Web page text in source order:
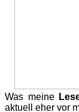
Was meine
aktuell eher vor